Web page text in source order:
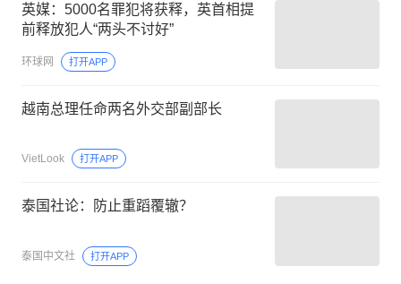
英媒：5000名罪犯将获释，英首相提
前释放犯人“两头不讨好”
环球网 打开APP
越南总理任命两名外交部副部长
VietLook 打开APP
泰国社论：防止重蹈覆辙？
泰国中文社 打开APP